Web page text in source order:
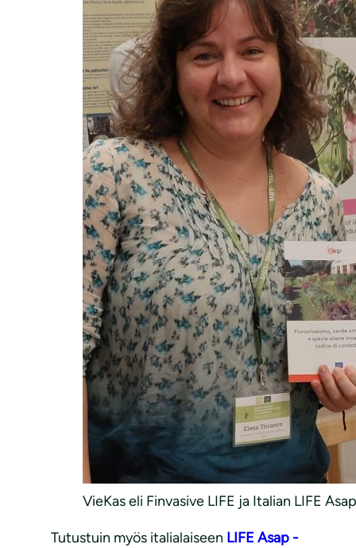
VieKas eli Finvasive LIFE ja Italian LIFE
Tutustuin myös italialaiseen LIFE Asap -